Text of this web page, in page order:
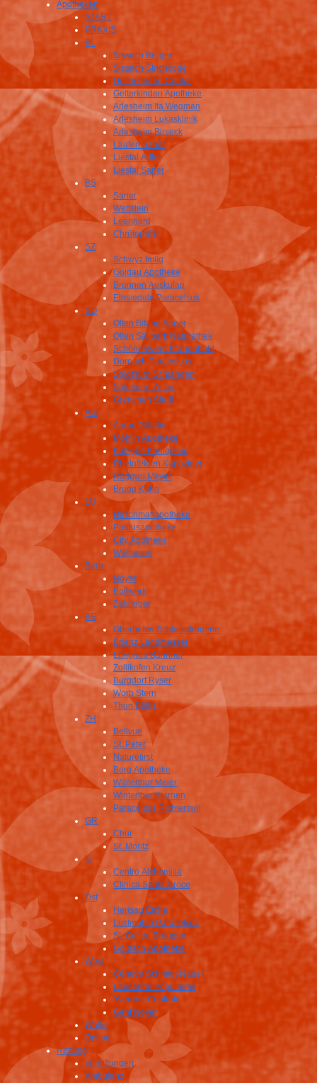
Apotheken
START
PRAXIS
BL
Sissach Berger
Sissach Strichcode
Gelterkinden Center
Gelterkinden Apotheke
Arlesheim Ita Wegman
Arlesheim Lukasklinik
Arlesheim Birseck
Laufen Saner
Liestal Adler
Liestal Saner
BS
Saner
Wettstein
Leonhard
Chrüterhüsli
SZ
Schwyz Imlig
Goldau Apotheke
Brunnen Aeskulap
Einsiedeln Paracelsus
SO
Olten Bifang Saner
Olten Sälipark Naturathek
Schönenwerd Krähenbühl
Dornach Paracelsus
Solothurn Schlangen
Solothurn Zeller
Grenchen Stadt
AG
Aarau Göldlin
Möhlin Apotheke
Küttigen Königstein
Rheinfelden Kapuziner
Roggwil Meyer
Brugg Kuhn
LU
Hirschmattapotheke
Paulusapotheke
City Apotheke
Wolhusen
Bern
Noyer
Bollwerk
Zähringer
BE
Oberhofen Schlossdrogerie
Brienz Landmesser
Langnau Bahnhof
Zollikofen Kreuz
Burgdorf Ryser
Worb Stern
Thun Bälliz
ZH
Bellvue
St. Peter
Naturefirst
Berg Apotheke
Winterthur Meier
Winterthur Sternen
Paracelsus Richterswil
GR
Chur
St. Moritz
TI
Centro Alchemilla
Clinica Santa Croce
Ost
Herisau Eiche
Lustmühle Paracelsus
St. Gallen Bruggen
Goldach Apotheke
West
Génève Schmidt-Nagel
Lausanne Populaires
Yverdon Centrale
Genf Noyer
Wallis
Online
Rettung
Vergiftungen
Ambulanz